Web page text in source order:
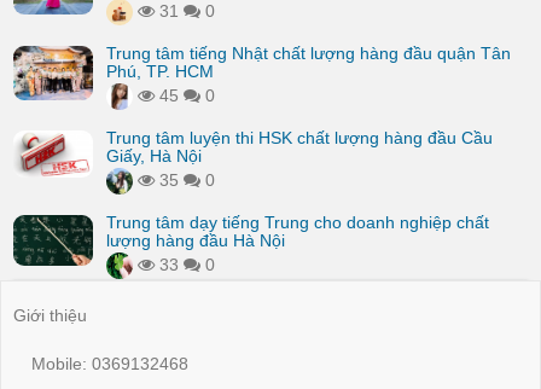
31
0
Trung tâm tiếng Nhật chất lượng hàng đầu quận Tân
Phú, TP. HCM
45
0
Trung tâm luyện thi HSK chất lượng hàng đầu Cầu
Giấy, Hà Nội
35
0
Trung tâm dạy tiếng Trung cho doanh nghiệp chất
lượng hàng đầu Hà Nội
33
0
Giới thiệu
Mobile: 0369132468